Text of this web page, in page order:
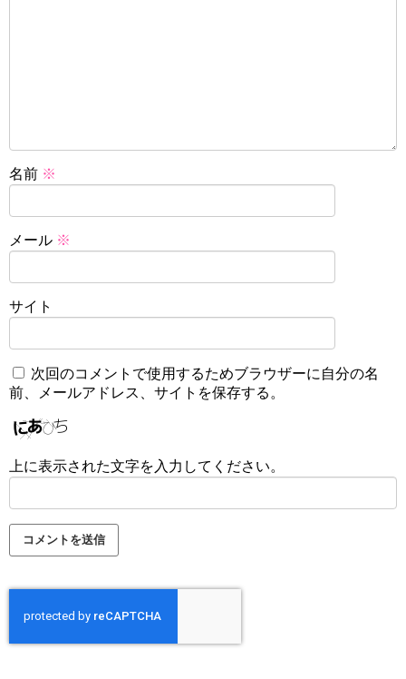
名前 ※
メール ※
サイト
次回のコメントで使用するためブラウザーに自分の名
前、メールアドレス、サイトを保存する。
上に表示された文字を入力してください。